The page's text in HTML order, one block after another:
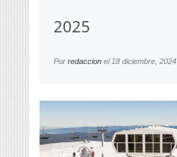
2025
Por redaccion el 18 diciembre, 2024